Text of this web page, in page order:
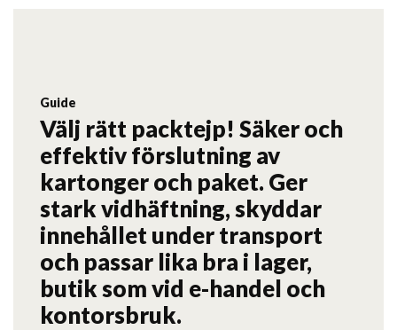
Guide
Välj rätt packtejp! Säker och
effektiv förslutning av
kartonger och paket. Ger
stark vidhäftning, skyddar
innehållet under transport
och passar lika bra i lager,
butik som vid e-handel och
kontorsbruk.